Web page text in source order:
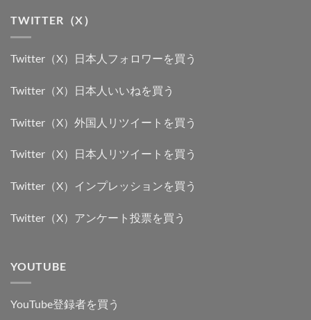
TWITTER（X）
Twitter（X）日本人フォロワーを買う
Twitter（X）日本人いいねを買う
Twitter（X）外国人リツイートを買う
Twitter（X）日本人リツイートを買う
Twitter（X）インプレッションを買う
Twitter（X）アンケート投票を買う
YOUTUBE
YouTube登録者を買う